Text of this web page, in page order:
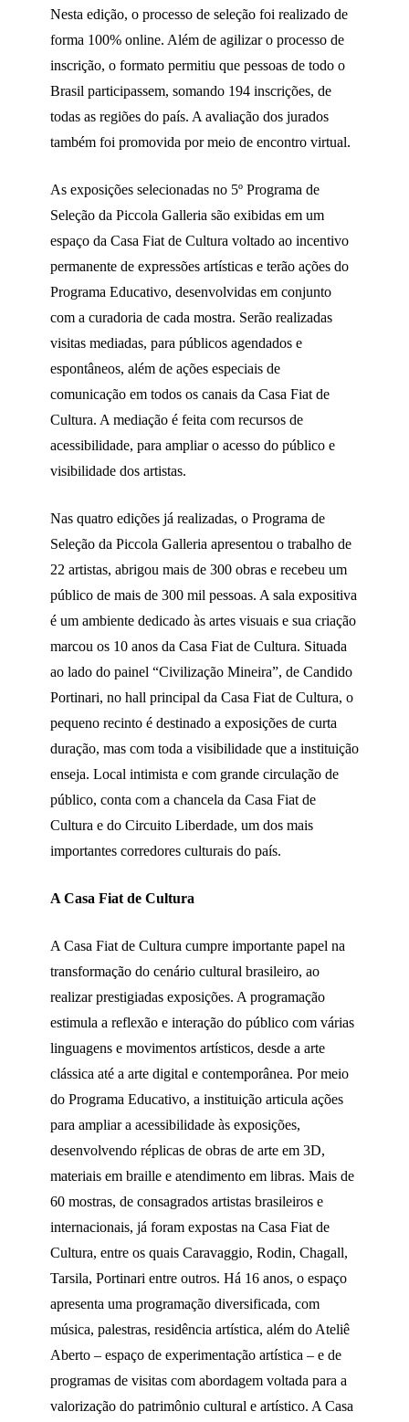
Nesta edição, o processo de seleção foi realizado de
forma 100% online. Além de agilizar o processo de
inscrição, o formato permitiu que pessoas de todo o
Brasil participassem, somando 194 inscrições, de
todas as regiões do país. A avaliação dos jurados
também foi promovida por meio de encontro virtual.
As exposições selecionadas no 5º Programa de
Seleção da Piccola Galleria são exibidas em um
espaço da Casa Fiat de Cultura voltado ao incentivo
permanente de expressões artísticas e terão ações do
Programa Educativo, desenvolvidas em conjunto
com a curadoria de cada mostra. Serão realizadas
visitas mediadas, para públicos agendados e
espontâneos, além de ações especiais de
comunicação em todos os canais da Casa Fiat de
Cultura. A mediação é feita com recursos de
acessibilidade, para ampliar o acesso do público e
visibilidade dos artistas.
Nas quatro edições já realizadas, o Programa de
Seleção da Piccola Galleria apresentou o trabalho de
22 artistas, abrigou mais de 300 obras e recebeu um
público de mais de 300 mil pessoas. A sala expositiva
é um ambiente dedicado às artes visuais e sua criação
marcou os 10 anos da Casa Fiat de Cultura. Situada
ao lado do painel “Civilização Mineira”, de Candido
Portinari, no hall principal da Casa Fiat de Cultura, o
pequeno recinto é destinado a exposições de curta
duração, mas com toda a visibilidade que a instituição
enseja. Local intimista e com grande circulação de
público, conta com a chancela da Casa Fiat de
Cultura e do Circuito Liberdade, um dos mais
importantes corredores culturais do país.
A Casa Fiat de Cultura
A Casa Fiat de Cultura cumpre importante papel na
transformação do cenário cultural brasileiro, ao
realizar prestigiadas exposições. A programação
estimula a reflexão e interação do público com várias
linguagens e movimentos artísticos, desde a arte
clássica até a arte digital e contemporânea. Por meio
do Programa Educativo, a instituição articula ações
para ampliar a acessibilidade às exposições,
desenvolvendo réplicas de obras de arte em 3D,
materiais em braille e atendimento em libras. Mais de
60 mostras, de consagrados artistas brasileiros e
internacionais, já foram expostas na Casa Fiat de
Cultura, entre os quais Caravaggio, Rodin, Chagall,
Tarsila, Portinari entre outros. Há 16 anos, o espaço
apresenta uma programação diversificada, com
música, palestras, residência artística, além do Ateliê
Aberto – espaço de experimentação artística – e de
programas de visitas com abordagem voltada para a
valorização do patrimônio cultural e artístico. A Casa